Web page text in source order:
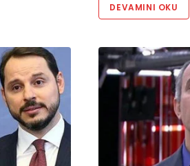
DEVAMINI OKU